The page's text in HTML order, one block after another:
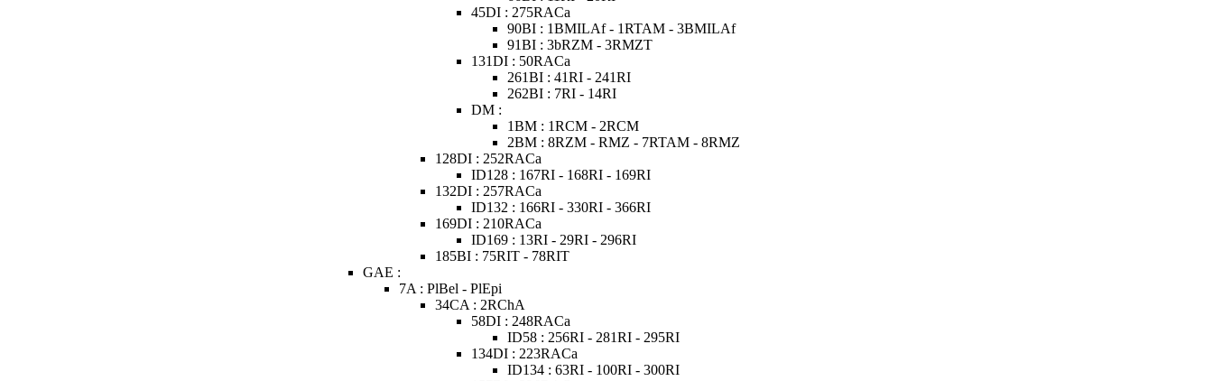
45DI : 275RACa
90BI : 1BMILAf - 1RTAM - 3BMILAf
91BI : 3bRZM - 3RMZT
131DI : 50RACa
261BI : 41RI - 241RI
262BI : 7RI - 14RI
DM :
1BM : 1RCM - 2RCM
2BM : 8RZM - RMZ - 7RTAM - 8RMZ
128DI : 252RACa
ID128 : 167RI - 168RI - 169RI
132DI : 257RACa
ID132 : 166RI - 330RI - 366RI
169DI : 210RACa
ID169 : 13RI - 29RI - 296RI
185BI : 75RIT - 78RIT
GAE :
7A : PlBel - PlEpi
34CA : 2RChA
58DI : 248RACa
ID58 : 256RI - 281RI - 295RI
134DI : 223RACa
ID134 : 63RI - 100RI - 300RI